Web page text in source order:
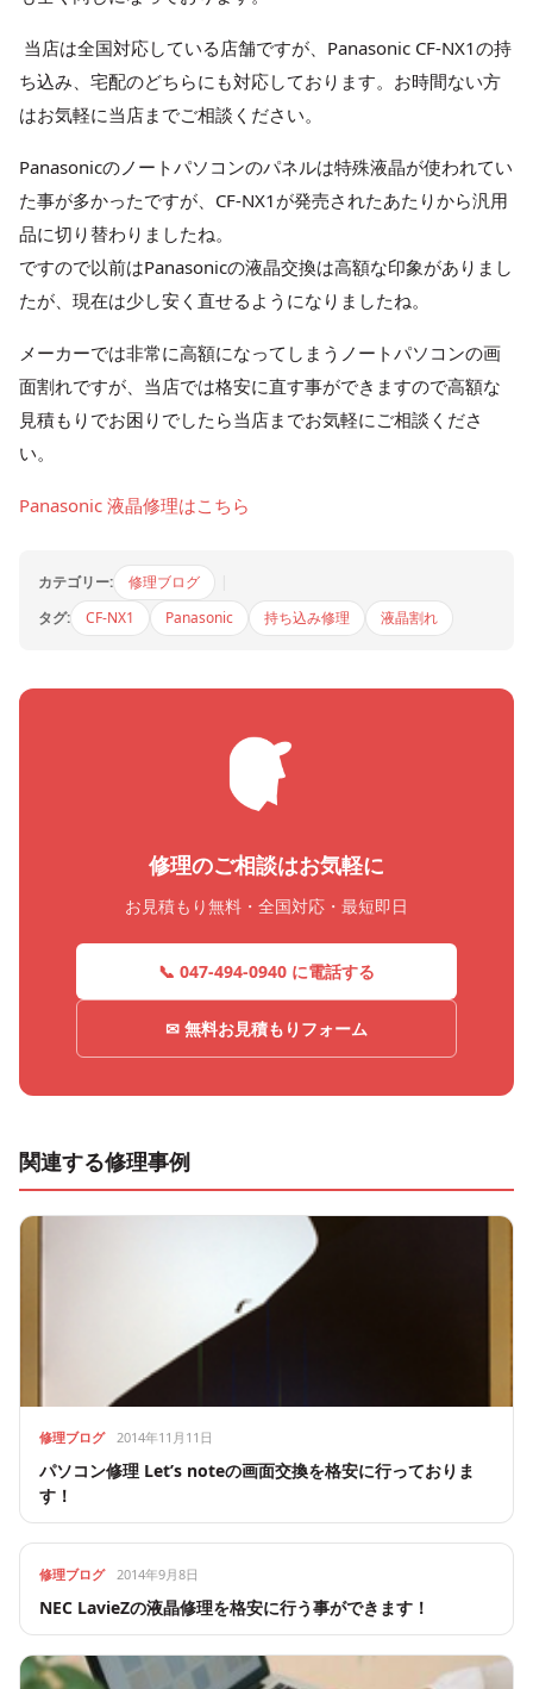
当店は全国対応している店舗ですが、Panasonic CF-NX1の持
ち込み、宅配のどちらにも対応しております。お時間ない方
はお気軽に当店までご相談ください。
Panasonicのノートパソコンのパネルは特殊液晶が使われてい
た事が多かったですが、CF-NX1が発売されたあたりから汎用
品に切り替わりましたね。
ですので以前はPanasonicの液晶交換は高額な印象がありまし
たが、現在は少し安く直せるようになりましたね。
メーカーでは非常に高額になってしまうノートパソコンの画
面割れですが、当店では格安に直す事ができますので高額な
見積もりでお困りでしたら当店までお気軽にご相談くださ
い。
Panasonic 液晶修理はこちら
カテゴリー: 修理ブログ
タグ:
CF-NX1 Panasonic 持ち込み修理 液晶割れ
修理のご相談はお気軽に
お見積もり無料・全国対応・最短即日
📞 047-494-0940 に電話する
✉ 無料お見積もりフォーム
関連する修理事例
修理ブログ 2014年11月11日
パソコン修理 Let’s noteの画面交換を格安に行っておりま
す！
修理ブログ 2014年9月8日
NEC LavieZの液晶修理を格安に行う事ができます！